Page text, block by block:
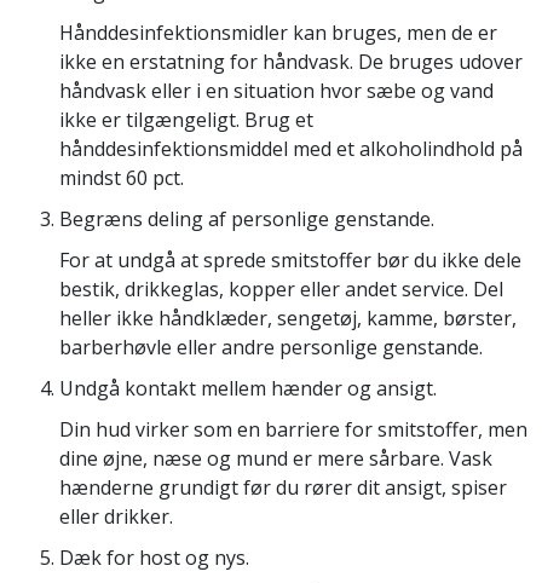
Hånddesinfektionsmidler kan bruges, men de er
ikke en erstatning for håndvask. De bruges udover
håndvask eller i en situation hvor sæbe og vand
ikke er tilgængeligt. Brug et
hånddesinfektionsmiddel med et alkoholindhold på
mindst 60 pct.
Begræns deling af personlige genstande.
For at undgå at sprede smitstoffer bør du ikke dele
bestik, drikkeglas, kopper eller andet service. Del
heller ikke håndklæder, sengetøj, kamme, børster,
barberhøvle eller andre personlige genstande.
Undgå kontakt mellem hænder ogansigt.
Din hud virker som en barriere for smitstoffer, men
dine øjne, næse og mund er mere sårbare. Vask
hænderne grundigt før du rører dit ansigt, spiser
eller drikker.
Dæk for host og nys.